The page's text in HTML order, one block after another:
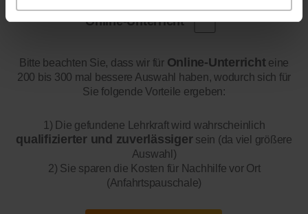
Online-Unterricht
Bitte beachten Sie, dass wir für Online-Unterrichteine
200 bis 300 mal bessere Auswahl haben, wodurch sich für
Sie folgende Vorteile ergeben:
1) Die gefundene Lehrkraft wird wahrscheinlich
qualifizierter und zuverlässigersein (da viel größere
Auswahl)
2) Sie sparen die Kosten für Nachhilfe vor Ort
(Anfahrtspauschale)